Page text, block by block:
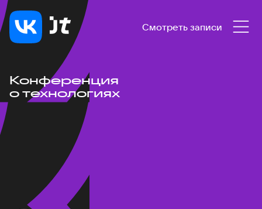
Смотреть записи
Конференция
о технологиях